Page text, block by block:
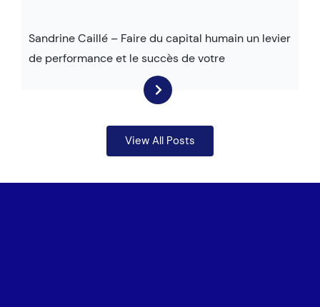
Sandrine Caillé – Faire du capital humain un levier
de performance et le succès de votre
View All Posts